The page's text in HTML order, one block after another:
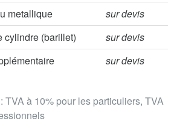
TVA à 10% pour les particuliers, TVA
metallique
sur devis
cylindre (barillet)
sur devis
sur devis